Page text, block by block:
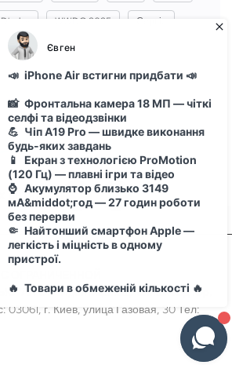
WWDC 2025 Сервіс
сетях:
ОГРАНИЧЕННОЙ
ОН" Идентификационный код Юр.
03061, г. Киев, улица Газовая, 30 Тел: